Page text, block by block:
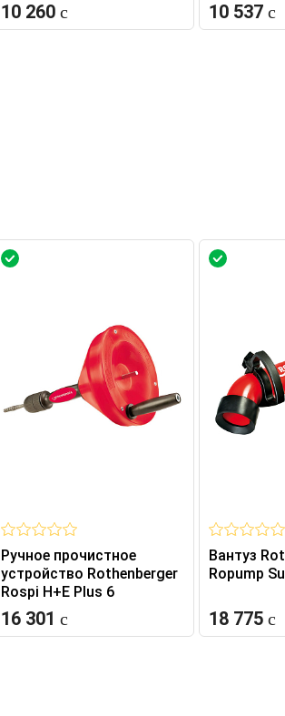
10 260 10 537
Ручное прочистное
устройство Rothenberger
Rospi H+E Plus 6
16 301
Вантуз
Ropump
18 775